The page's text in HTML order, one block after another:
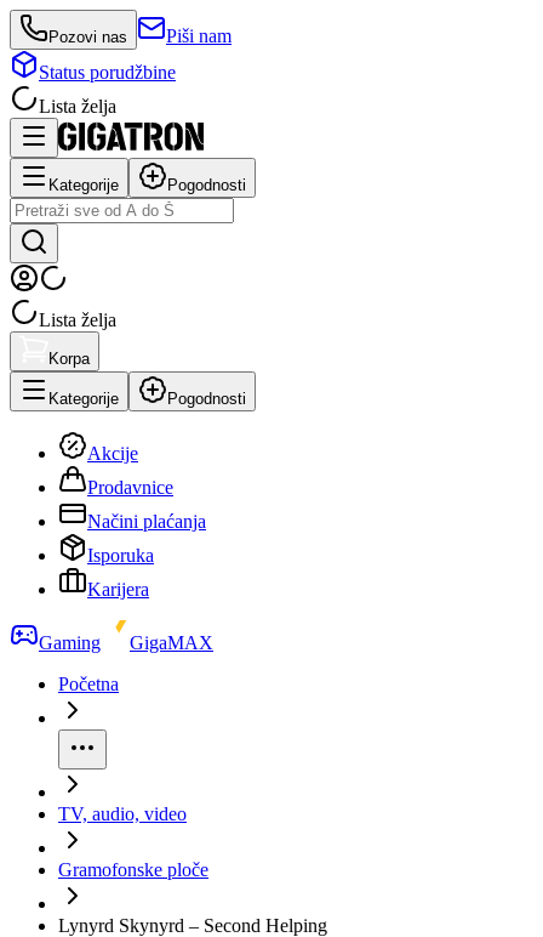
Pozovi nas
Piši nam
Status porudžbine
Lista želja
Kategorije Pogodnosti
Lista želja
Korpa
Kategorije Pogodnosti
Akcije
Prodavnice
Načini plaćanja
Isporuka
Karijera
Gaming
GigaMAX
Početna
TV, audio, video
Gramofonske ploče
Lynyrd Skynyrd – Second Helping